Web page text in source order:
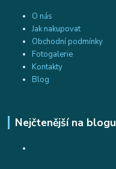
O nás
Jak nakupovat
Obchodní podmínky
Fotogalerie
Kontakty
Blog
Nejčtenější na blogu